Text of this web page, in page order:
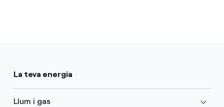
La teva energia
Llum i gas